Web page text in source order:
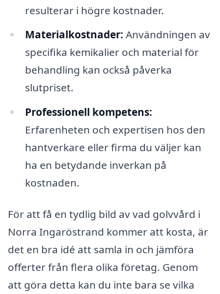
resulterar i högre kostnader.
Materialkostnader: Användningen av
specifika kemikalier och material för
behandling kan också påverka
slutpriset.
Professionell kompetens:
Erfarenheten och expertisen hos den
hantverkare eller firma du väljer kan
ha en betydande inverkan på
kostnaden.
För att få en tydlig bild av vad golvvård i
Norra Ingaröstrand kommer att kosta, är
det en bra idé att samla in och jämföra
offerter från flera olika företag. Genom
att göra detta kan du inte bara se vilka